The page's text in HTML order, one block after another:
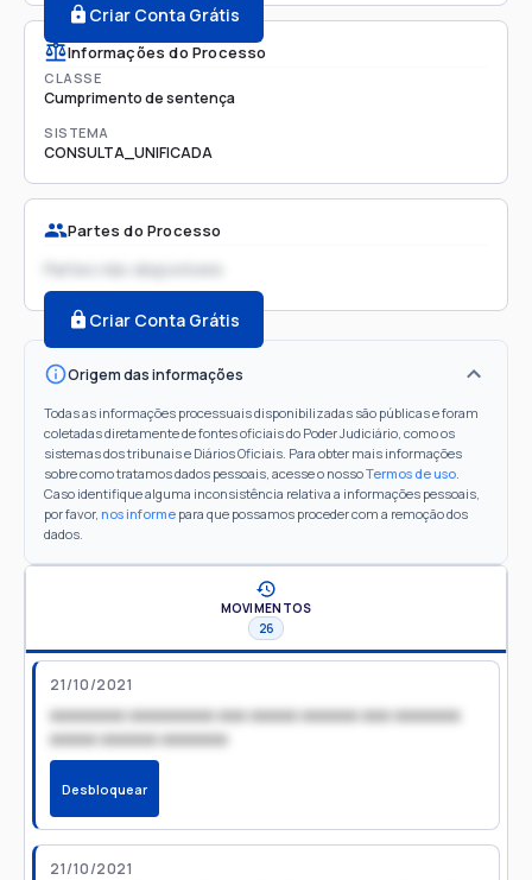
Criar Conta Grátis
Informações do Processo
CLASSE
Cumprimento de sentença
SISTEMA
CONSULTA_UNIFICADA
Partes do Processo
Partes não disponíveis
Criar Conta Grátis
Origem das informações
Todas as informações processuais disponibilizadas são públicas e foram
coletadas diretamente de fontes oficiais do Poder Judiciário, como os
sistemas dos tribunais e Diários Oficiais. Para obter mais informações
sobre como tratamos dados pessoais, acesse o nossoTermos de uso.
Caso identifique alguma inconsistência relativa a informações pessoais,
por favor, nos informe para que possamos proceder com a remoção dos
dados.
MOVIMENTOS
26
21/10/2021
xxxxxxxx xxxxxxxxx xxx xxxxx xxxxxx xxx xxxxxxx
xxxxx xxxxxx xxxxxxx
Desbloquear
21/10/2021